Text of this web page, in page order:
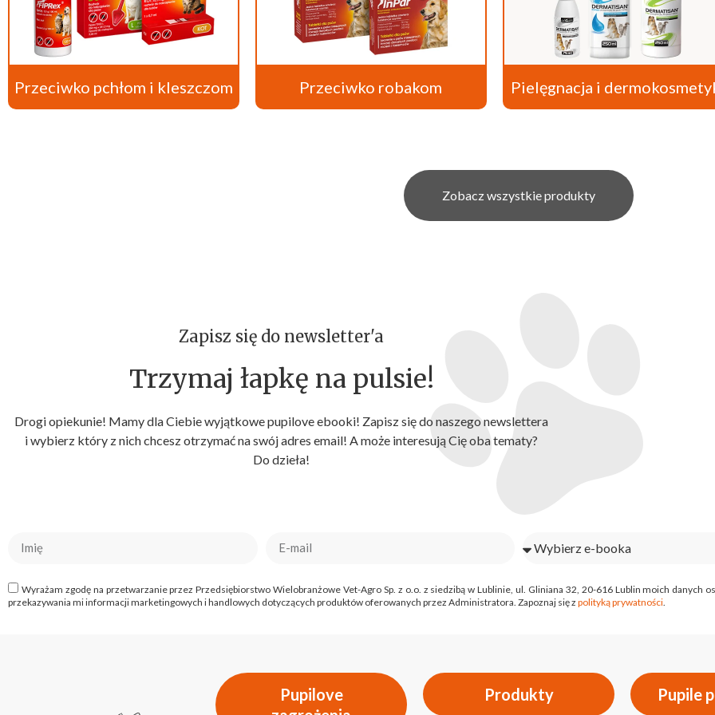
Przeciwko pchłom i kleszczom Przeciwko robakom Pielęgnacja i
Zobacz wszystkie produkty
Zapisz się do newsletter'a
Trzymaj łapkę na pulsie!
Drogi opiekunie! Mamy dla Ciebie wyjątkowe pupilove ebooki! Zapisz się do naszego newslettera
i wybierz który z nich chcesz otrzymać na swój adres email! A może interesują Cię oba tematy?
Do dzieła!
Wyrażam zgodę na przetwarzanie przez Przedsiębiorstwo Wielobranżowe Vet-Agro Sp. z o.o. z siedzibą w Lublinie, ul. Gliniana 32, 20-616 Lublin moich
przekazywania mi informacji marketingowych i handlowych dotyczących produktów oferowanych przez Administratora. Zapoznaj się z polityką prywatności
Pupilove
Produkty Pupile